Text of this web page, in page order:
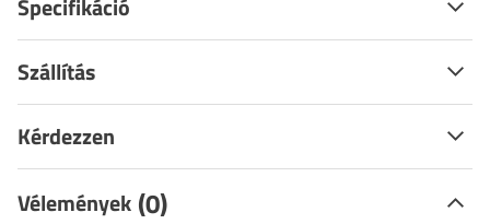
Szállítás
Kérdezzen
Vélemények (0)